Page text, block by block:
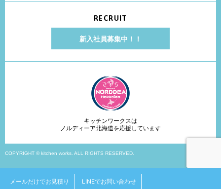
RECRUIT
新入社員募集中！！
キッチンワークスは
ノルディーア北海道を応援しています
COPYRIGHT © kitchen works. ALL RIGHTS RESERVED.
メールだけでお見積り LINEでお問い合わせ